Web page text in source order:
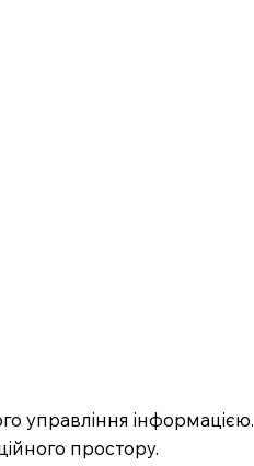
управління інформацією.
простору.